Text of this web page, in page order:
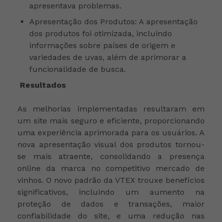
apresentava problemas.
Apresentação dos Produtos: A apresentação
dos produtos foi otimizada, incluindo
informações sobre países de origem e
variedades de uvas, além de aprimorar a
funcionalidade de busca.
Resultados
As melhorias implementadas resultaram em
um site mais seguro e eficiente, proporcionando
uma experiência aprimorada para os usuários. A
nova apresentação visual dos produtos tornou-
se mais atraente, consolidando a presença
online da marca no competitivo mercado de
vinhos. O novo padrão da VTEX trouxe benefícios
significativos, incluindo um aumento na
proteção de dados e transações, maior
confiabilidade do site, e uma redução nas